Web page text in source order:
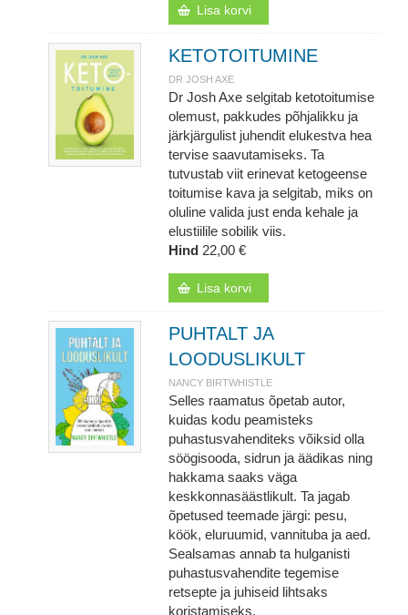
Lisa korvi
KETOTOITUMINE
DR JOSH AXE
Dr Josh Axe selgitab ketotoitumise
olemust, pakkudes põhjalikku ja
järkjärgulist juhendit elukestva hea
tervise saavutamiseks. Ta
tutvustab viit erinevat ketogeense
toitumise kava ja selgitab, miks on
oluline valida just enda kehale ja
elustiilile sobilik viis.
Hind 22,00 €
Lisa korvi
PUHTALT JA
LOODUSLIKULT
NANCY BIRTWHISTLE
Selles raamatus õpetab autor,
kuidas kodu peamisteks
puhastusvahenditeks võiksid olla
söögisooda, sidrun ja äädikas ning
hakkama saaks väga
keskkonnasäästlikult. Ta jagab
õpetused teemade järgi: pesu,
köök, eluruumid, vannituba ja aed.
Sealsamas annab ta hulganisti
puhastusvahendite tegemise
retsepte ja juhiseid lihtsaks
koristamiseks.